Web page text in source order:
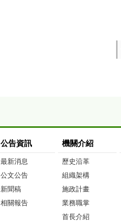
公告資訊
最新消息
公文公告
新聞稿
相關報告
機關介紹
歷史沿革
組織架構
施政計畫
業務職掌
首長介紹